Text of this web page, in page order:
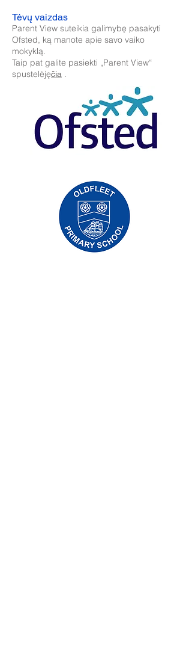
Tėvų vaizdas
Parent View suteikia galimybę pasakyti
Ofsted, ką manote apie savo vaiko
mokyklą.
Taip pat galite pasiekti „Parent View“
spustelėjęčia .